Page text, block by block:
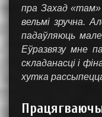
пра Захад
вельмі зручна.
падаўляюць
Еўразвязу мне
складанасці і
хутка